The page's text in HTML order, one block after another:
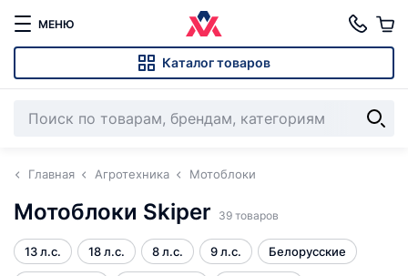
МЕНЮ
Каталог товаров
Главная Агротехника Мотоблоки
Мотоблоки Skiper 39 товаров
13 л.с. 18 л.с. 8 л.с. 9 л.с. Белорусские